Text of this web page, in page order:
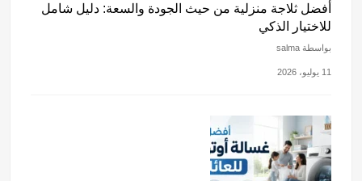
أفضل ثلاجة منزلية من حيث الجودة والسعة: دليل شامل
للاختيار الذكي
بواسطة salma
11 يوليو، 2026